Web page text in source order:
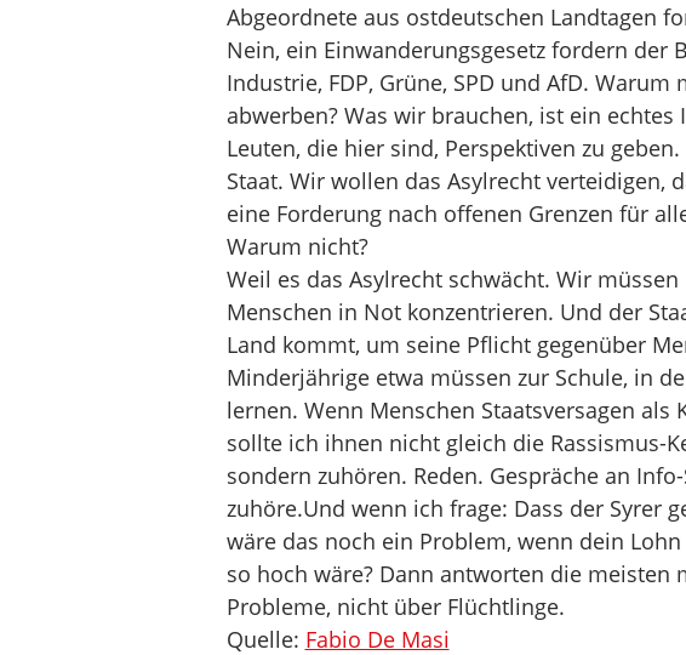
Abgeordnete aus ostdeutschen Landtagen
Nein, ein Einwanderungsgesetz fordern der
Industrie, FDP, Grüne, SPD und AfD.
abwerben? Was wir brauchen, ist ein echtes
Leuten, die hier sind, Perspektiven zu
Staat. Wir wollen das Asylrecht verteidigen,
eine Forderung nach offenen Grenzen für
Warum nicht?
Weil es das Asylrecht schwächt. Wir
Menschen in Not konzentrieren. Und der
Land kommt, um seine Pflicht gegenüber
Minderjährige etwa müssen zur Schule, in
lernen. Wenn Menschen Staatsversagen
sollte ich ihnen nicht gleich die Rassismus-
sondern zuhören. Reden. Gespräche an
zuhöre.Und wenn ich frage: Dass der Syrer
wäre das noch ein Problem, wenn dein
so hoch wäre? Dann antworten die
Probleme, nicht über Flüchtlinge.
Quelle: Fabio De Masi